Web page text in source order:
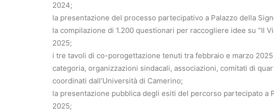
2024;
la presentazione del processo partecipativo a Palazzo della
la compilazione di 1.200 questionari per raccogliere idee su “Il
2025;
i tre tavoli di co-porogettazione tenuti tra febbraio e marzo
categoria, organizzazioni sindacali, associazioni, comitati di
coordinati dall’Università di Camerino;
la presentazione pubblica degli esiti del percorso partecipato a
2025;